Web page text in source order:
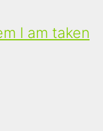
I am taken